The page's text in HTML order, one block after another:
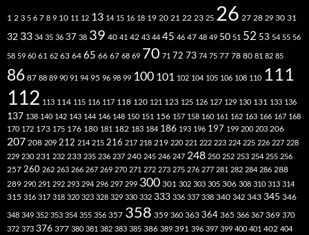
1 2 3 5 6 7 8 9 10 11 12 13 14 15 16 18 19 20 21 22 23 25 26 27 28 29 30 31
32 33 34 35 36 37 38 39 40 41 42 43 44 45 46 47 48 49 50 51 52 53 54 55 56
58 59 60 61 62 63 64 65 66 67 68 69 70 71 72 73 74 75 77 78 80 81 82 85
86 87 88 89 90 91 94 95 96 98 99 100 101 102 104 105 106 108 110 111
112 113 114 115 116 117 118 120 121 123 125 126 127 129 130 131 133 136
137 138 140 142 143 144 146 148 150 151 156 157 158 160 161 162 163 166 167 168
170 172 173 175 176 180 181 182 183 184 186 193 196 197 199 200 203 206
207 208 209 212 214 215 216 217 218 219 220 221 222 223 224 225 226 227 228
229 230 231 232 233 235 236 237 240 245 246 247 248 250 252 253 254 255 256
257 260 262 263 266 267 269 270 271 272 273 275 276 277 281 282 284 286 288
289 290 291 292 293 294 296 297 299 300 301 302 303 305 306 308 310 313 314
315 316 317 318 320 323 328 329 330 332 333 336 337 338 340 342 343 345 346
348 349 352 353 354 355 356 357 358 359 360 363 364 365 366 367 369 370
372 373 376 377 380 381 382 383 385 386 389 391 396 397 399 400 401 402 404